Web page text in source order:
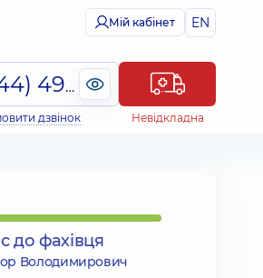
Мій кабінет EN
(044) 495-2-888
дзвінок Невідкладна
до фахівця
Володимирович